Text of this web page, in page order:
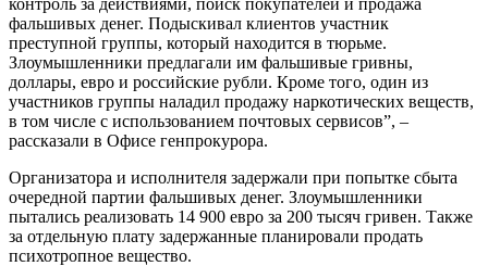
фальшивых денег. Подыскивал клиентов участник
преступной группы, который находится в тюрьме.
Злоумышленники предлагали им фальшивые гривны,
доллары, евро и российские рубли. Кроме того, один из
участников группы наладил продажу наркотических веществ,
в том числе с использованием почтовых сервисов”, –
рассказали в Офисе генпрокурора.
Организатора и исполнителя задержали при попытке сбыта
очередной партии фальшивых денег. Злоумышленники
пытались реализовать 14 900 евро за 200 тысяч гривен. Также
за отдельную плату задержанные планировали продать
психотропное вещество.